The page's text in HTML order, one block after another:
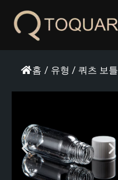
홈 / 유형 / 쿼츠 보틀